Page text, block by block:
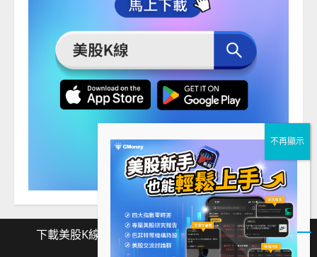
下載美股K線 Facebook Instagram Twitter